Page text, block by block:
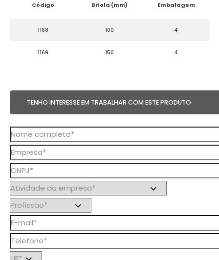
Código Bitola (mm) Embalagem
1168 100 4
1169 150 4
TENHO INTERESSE EM TRABALHAR COM ESTE PRODUTO